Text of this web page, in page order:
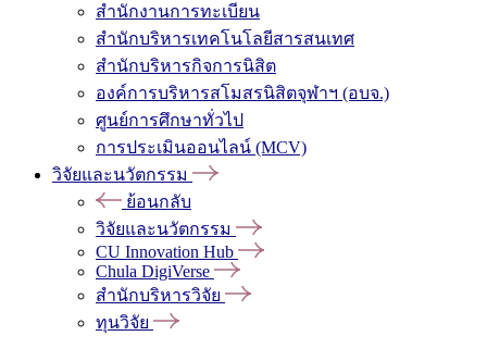
สำนักงานการทะเบียน
สำนักบริหารเทคโนโลยีสารสนเทศ
สำนักบริหารกิจการนิสิต
องค์การบริหารสโมสรนิสิตจุฬาฯ (อบจ.)
ศูนย์การศึกษาทั่วไป
การประเมินออนไลน์ (MCV)
วิจัยและนวัตกรรม
ย้อนกลับ
วิจัยและนวัตกรรม
CU Innovation Hub
Chula DigiVerse
สำนักบริหารวิจัย
ทุนวิจัย